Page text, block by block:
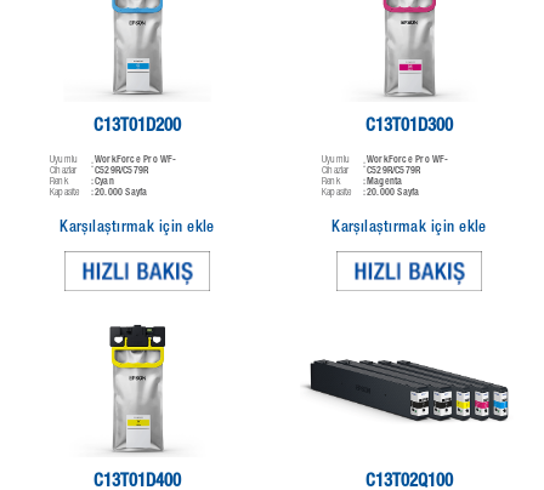
C13T01D200
Uyumlu
Cihazlar
:
WorkForce Pro WF-
C529R/C579R
Renk
:Cyan
Kapasite
:20.000 Sayfa
Karşılaştırmak için ekle
C13T01D300
Uyumlu
Cihazlar
:
WorkForce Pro WF-
C529R/C579R
Renk
: Magenta
Kapasite
:20.000 Sayfa
Karşılaştırmak için ekle
C13T01D400 C13T02Q100